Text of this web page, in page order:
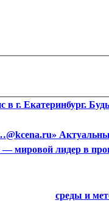
в г. Екатеринбург.
— мировой лидер в
среды и